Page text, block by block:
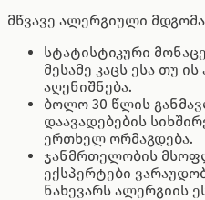
მწვავე ალერგიული
სტატისტიკური
მესამე კაცს ესა თუ
აღენიშნება.
ბოლო 30 წლის
დაავადებების
ერთხელ ორმაგდება.
ჯანმრთელობის
ექსპერტები
ნახევარს ალერგიის